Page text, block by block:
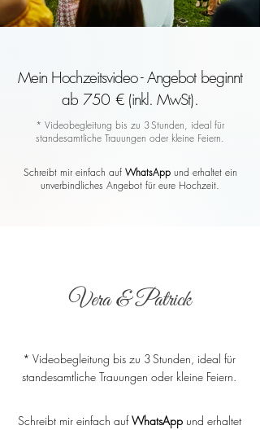
Mein Hochzeitsvideo - Angebot beginnt
ab 750 € (inkl. MwSt).
* Videobegleitung bis zu 3 Stunden, ideal für
standesamtliche Trauungen oder kleine Feiern.
Schreibt mir einfach auf WhatsAppund erhaltet ein
unverbindliches Angebot für eure Hochzeit.
Vera & Patrick
* Videobegleitung bis zu 3 Stunden, ideal für
standesamtliche Trauungen oder kleine Feiern.
Schreibt mir einfach aufWhatsAppund erhaltet